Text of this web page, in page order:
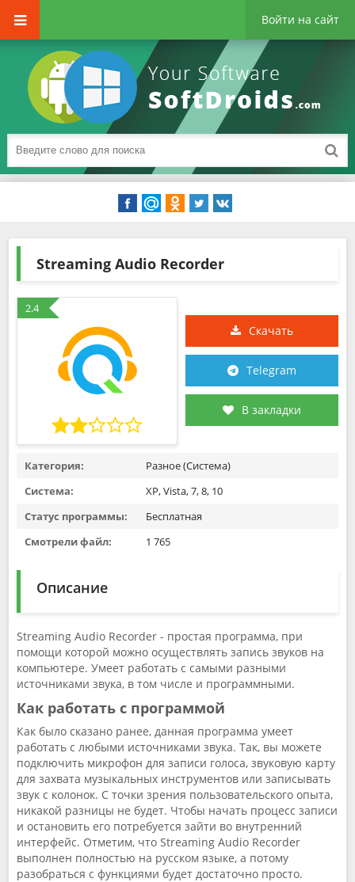
Войти на сайт
Streaming Audio Recorder
2.4
Скачать
Telegram
В закладки
Категория:
Разное (Система)
Система:
XP, Vista, 7, 8, 10
Статус программы:
Бесплатная
Смотрели файл:
1 765
Описание
Streaming Audio Recorder - простая программа, при
помощи которой можно осуществлять запись звуков на
компьютере. Умеет работать с самыми разными
источниками звука, в том числе и программными.
Как работать с программой
Как было сказано ранее, данная программа умеет
работать с любыми источниками звука. Так, вы можете
подключить микрофон для записи голоса, звуковую карту
для захвата музыкальных инструментов или записывать
звук с колонок. С точки зрения пользовательского опыта,
никакой разницы не будет. Чтобы начать процесс записи
и остановить его потребуется зайти во внутренний
интерфейс. Отметим, что Streaming Audio Recorder
выполнен полностью на русском языке, а потому
разобраться с функциями будет достаточно просто.